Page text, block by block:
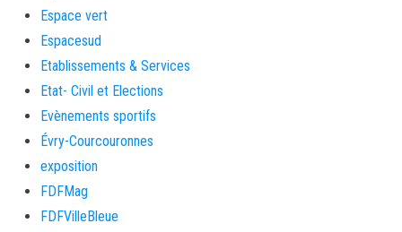
Espace vert
Espacesud
Etablissements & Services
Etat- Civil et Elections
Evènements sportifs
Évry-Courcouronnes
exposition
FDFMag
FDFVilleBleue